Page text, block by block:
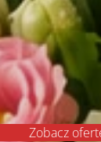
Zgadzam się
Odrzucam
Zobacz
plików cookies
Zobacz